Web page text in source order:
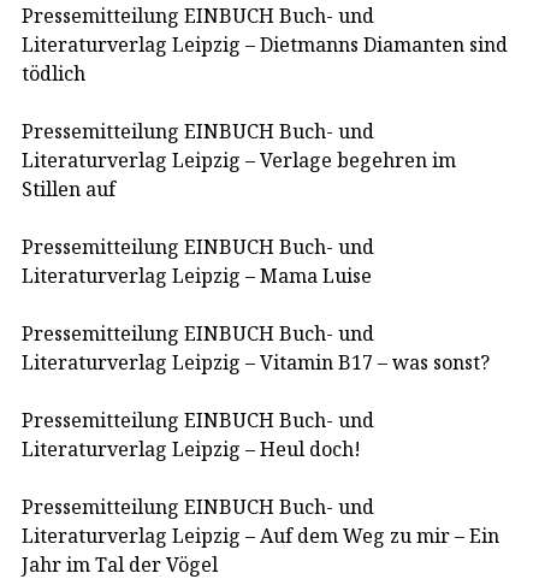
Pressemitteilung EINBUCH Buch- und
Literaturverlag Leipzig – Dietmanns Diamanten sind
tödlich
Pressemitteilung EINBUCH Buch- und
Literaturverlag Leipzig – Verlage begehren im
Stillen auf
Pressemitteilung EINBUCH Buch- und
Literaturverlag Leipzig – Mama Luise
Pressemitteilung EINBUCH Buch- und
Literaturverlag Leipzig – Vitamin B17 – was sonst?
Pressemitteilung EINBUCH Buch- und
Literaturverlag Leipzig – Heul doch!
Pressemitteilung EINBUCH Buch- und
Literaturverlag Leipzig – Auf dem Weg zu mir – Ein
Jahr im Tal der Vögel